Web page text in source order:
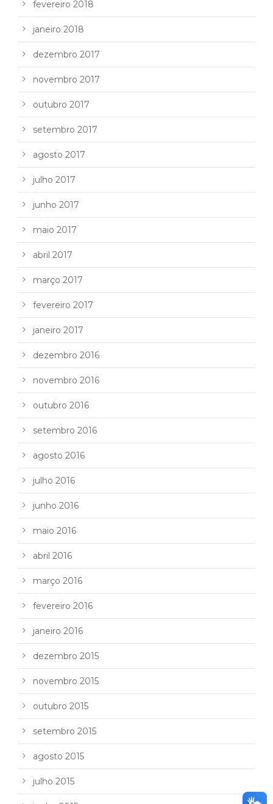
fevereiro 2018
janeiro 2018
dezembro 2017
novembro 2017
outubro 2017
setembro 2017
agosto 2017
julho 2017
junho 2017
maio 2017
abril 2017
março 2017
fevereiro 2017
janeiro 2017
dezembro 2016
novembro 2016
outubro 2016
setembro 2016
agosto 2016
julho 2016
junho 2016
maio 2016
abril 2016
março 2016
fevereiro 2016
janeiro 2016
dezembro 2015
novembro 2015
outubro 2015
setembro 2015
agosto 2015
julho 2015